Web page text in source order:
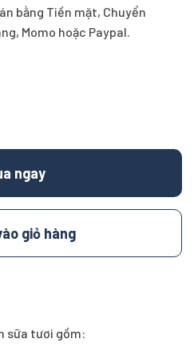
bằng Tiền mặt, Chuyển
Momo hoặc Paypal.
ngay
giỏ hàng
sữa tươi gồm: